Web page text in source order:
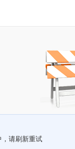
，请刷新重试